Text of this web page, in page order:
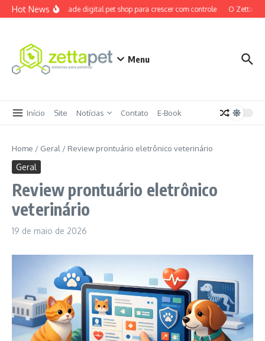
Ir para o conteúdo
Hot NewsMaturidade digital pet shop para crescer com controle O ZettaPet
Menu
Início Site Notícias Contato E-Book
Home / Geral / Review prontuário eletrônico veterinário
Geral
Review prontuário eletrônico
veterinário
19 de maio de 2026